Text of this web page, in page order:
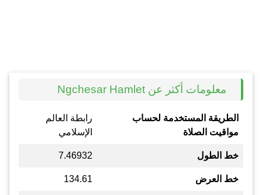
معلومات أكثر عن Ngchesar Hamlet
الطريقة المستخدمة لحساب
مواقيت الصلاة
رابطة العالم
الإسلامي
خط الطول 7.46932
خط العرض 134.61